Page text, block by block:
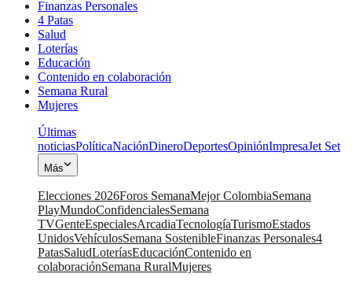
Finanzas Personales
4 Patas
Salud
Loterías
Educación
Contenido en colaboración
Semana Rural
Mujeres
Últimas
noticiasPolíticaNaciónDineroDeportesOpiniónImpresaJet Set
Más
Elecciones 2026Foros SemanaMejor ColombiaSemana
PlayMundoConfidencialesSemana
TVGenteEspecialesArcadiaTecnologíaTurismoEstados
UnidosVehículosSemana SostenibleFinanzas Personales4
PatasSaludLoteríasEducaciónContenido en
colaboraciónSemana RuralMujeres